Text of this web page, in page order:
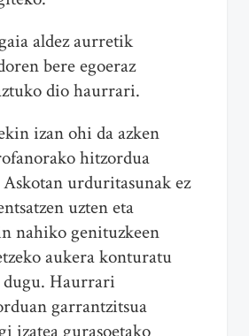
aldez aurretik
bere egoeraz
dio haurrari.
izan ohi da azken
hitzordua
urduritasunak ez
uzten eta
nahiko genituzkeen
aukera konturatu
dugu. Haurrari
garrantzitsua